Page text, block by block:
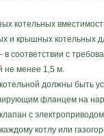
котельных
и крышных котельных
в соответствии с
не менее 1,5 м.
должны быть
фланцем на
с
котлу или